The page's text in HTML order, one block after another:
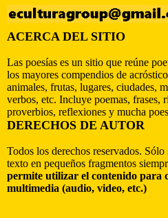
ACERCA DEL SITIO
Las poesías es un sitio que reúne
los mayores compendios de
animales, frutas, lugares, ciudades,
verbos, etc. Incluye poemas, frases,
proverbios, reflexiones y mucha
DERECHOS DE AUTOR
Todos los derechos reservados.
texto en pequeños fragmentos
permite utilizar el contenido para
multimedia (audio, video, etc.)